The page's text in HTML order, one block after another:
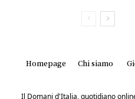
Homepage Chi siamo
Il Domani d'Italia, quotidiano